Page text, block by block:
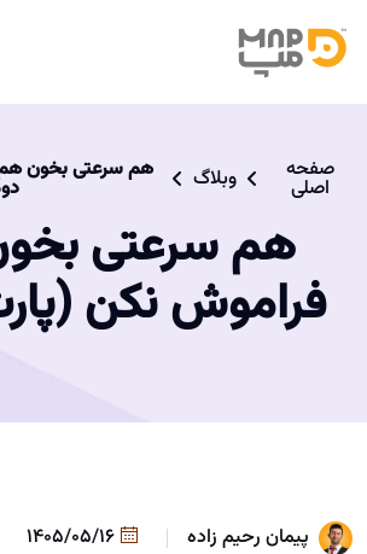
صفحه
اصلی وبلاگ هم سرعتی بخون
هم سرعتی
فراموش نکن
پیمان رحیم زاده